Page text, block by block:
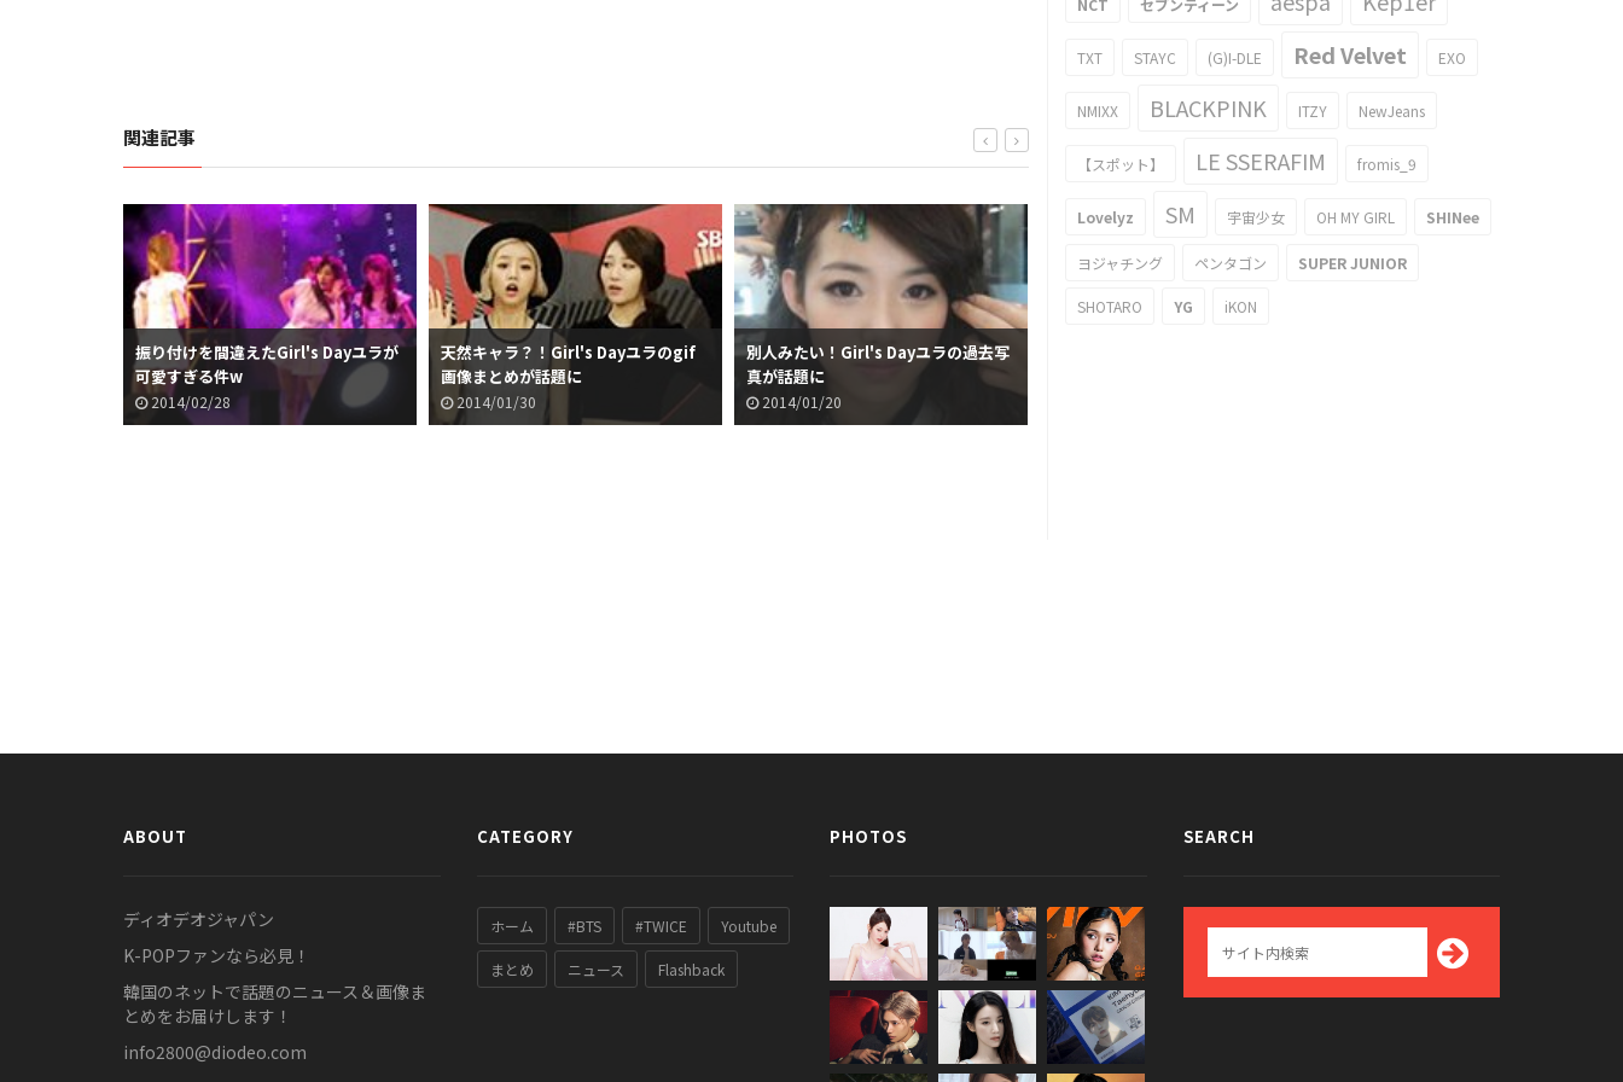
関連記事
振り付けを間違えたGirl's Dayユラが
可愛すぎる件w
2014/02/28
天然キャラ？！Girl's Dayユラのgif
画像まとめが話題に
2014/01/30
別人みたい！Girl's Dayユラの過去写
真が話題に
2014/01/20
NCT セブンティーン
TXT STAYC (G)I-DLE Red Velvet EXO
NMIXX BLACKPINK ITZY NewJeans
【スポット】 LE SSERAFIM fromis_9
Lovelyz SM 宇宙少女 OH MY GIRL SHINee
ヨジャチング ペンタゴン SUPER JUNIOR
SHOTARO YG iKON
ABOUT
ディオデオジャパン
K-POPファンなら必見！
韓国のネットで話題のニュース＆画像ま
とめをお届けします！
info2800@diodeo.com
CATEGORY
ホーム #BTS #TWICE Youtube
まとめ ニュース Flashback
PHOTOS SEARCH